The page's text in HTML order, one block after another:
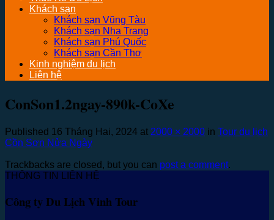
Khách sạn
Khách sạn Vũng Tàu
Khách sạn Nha Trang
Khách sạn Phú Quốc
Khách sạn Cần Thơ
Kinh nghiệm du lịch
Liên hệ
ConSon1.2ngay-890k-CoXe
Published 16 Tháng Hai, 2024 at 2000 × 2000 in Tour du lịch
Cồn Sơn Nửa Ngày
Trackbacks are closed, but you can post a comment.
THÔNG TIN LIÊN HỆ
Công ty Du Lịch Vinh Tour